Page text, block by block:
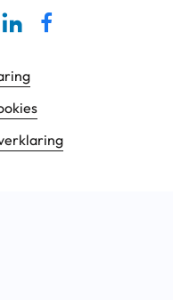
Linkedin-pagina SBCM
Facebook SBCM